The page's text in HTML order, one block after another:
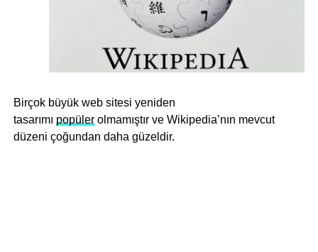
Birçok büyük web sitesi yeniden
tasarımı popülerolmamıştır ve Wikipedia’nın mevcut
düzeni çoğundan daha güzeldir.